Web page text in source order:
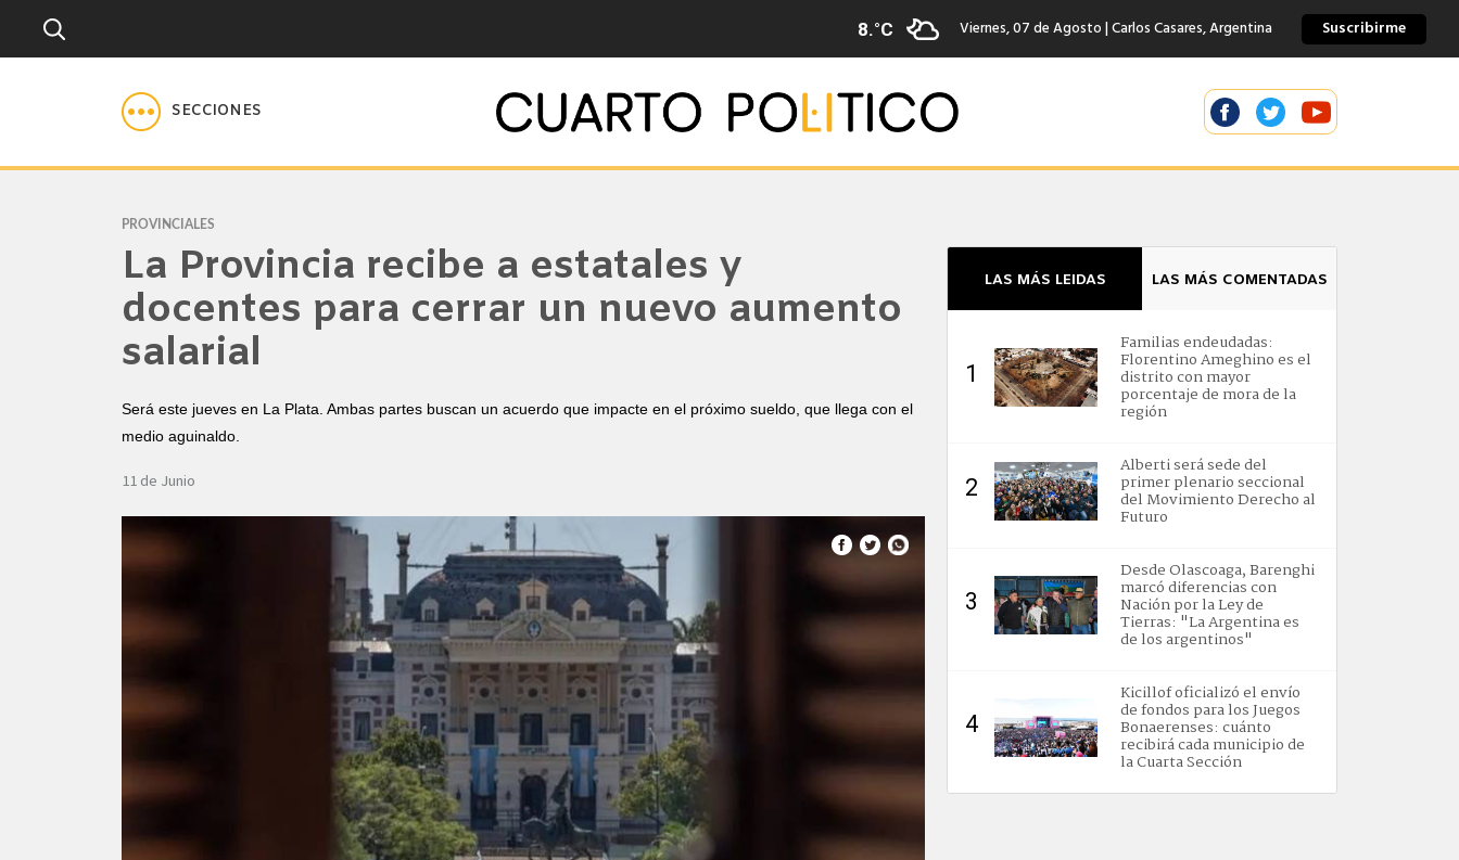
8.°C Viernes, 07 de Agosto | Carlos Casares, Argentina Suscribirme
SECCIONES
PROVINCIALES
La Provincia recibe a estatales y
docentes para cerrar un nuevo aumento
salarial
Será este jueves en La Plata. Ambas partes buscan un acuerdo que impacte en el próximo sueldo, que llega con el
medio aguinaldo.
11 de Junio
LAS MÁS LEIDAS LAS MÁS COMENTADAS
1
Familias endeudadas:
Florentino Ameghino es el
distrito con mayor
porcentaje de mora de la
región
2
Alberti será sede del
primer plenario seccional
del Movimiento Derecho al
Futuro
3
Desde Olascoaga, Barenghi
marcó diferencias con
Nación por la Ley de
Tierras: "La Argentina es
de los argentinos"
4
Kicillof oficializó el envío
de fondos para los Juegos
Bonaerenses: cuánto
recibirá cada municipio de
la Cuarta Sección